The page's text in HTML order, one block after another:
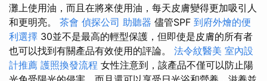
灘上使用油，而且在將來使用油，每天皮膚變得更加吸引人
和更明亮。 茶會 偵探公司 助聽器 儘管SPF 到府外燴的便
利選擇 30並不是最高的輕型保護，但即使是皮膚的所有者
也可以找到有關產品有效使用的評論。 法令紋醫美 室內設
計推薦 護照換發流程 女性注意到，該產品不僅可以防止陽